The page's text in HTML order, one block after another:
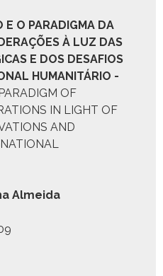
E O PARADIGMA DA
À LUZ DAS
E DOS DESAFIOS
HUMANITÁRIO -
OF
IN LIGHT OF
AND
Almei­da